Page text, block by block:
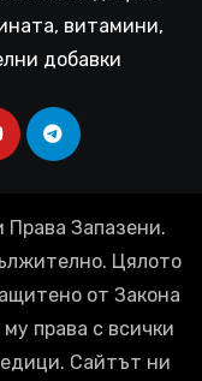
витамини,
добавки
Запазени.
Цялото
от Закона
права с всички
Сайтът ни